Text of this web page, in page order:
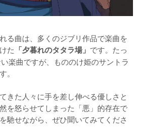
る曲は、多くのジブリ作品で楽曲を
た 「夕暮れのタタラ場」 です。たっ
楽曲ですが、もののけ姫のサントラ
。
きた人々に手を差し伸べる優しさと
を怒らせてしまった「悪」的存在で
馳せながら、ぜひ聞いてみてくださ